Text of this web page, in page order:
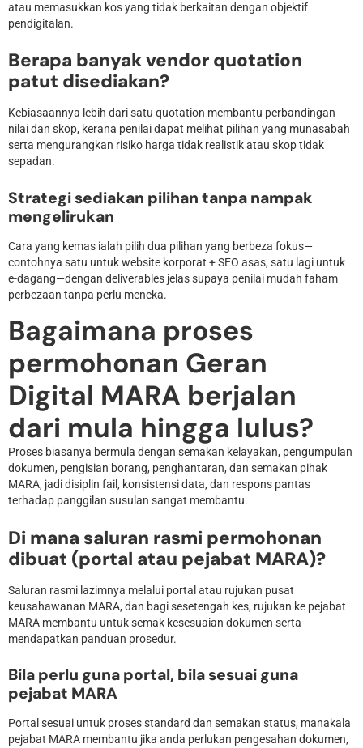
atau memasukkan kos yang tidak berkaitan dengan objektif
pendigitalan.
Berapa banyak vendor quotation
patut disediakan?
Kebiasaannya lebih dari satu quotation membantu perbandingan
nilai dan skop, kerana penilai dapat melihat pilihan yang munasabah
serta mengurangkan risiko harga tidak realistik atau skop tidak
sepadan.
Strategi sediakan pilihan tanpa nampak
mengelirukan
Cara yang kemas ialah pilih dua pilihan yang berbeza fokus—
contohnya satu untuk website korporat + SEO asas, satu lagi untuk
e-dagang—dengan deliverables jelas supaya penilai mudah faham
perbezaan tanpa perlu meneka.
Bagaimana proses
permohonan Geran
Digital MARA berjalan
dari mula hingga lulus?
Proses biasanya bermula dengan semakan kelayakan, pengumpulan
dokumen, pengisian borang, penghantaran, dan semakan pihak
MARA, jadi disiplin fail, konsistensi data, dan respons pantas
terhadap panggilan susulan sangat membantu.
Di mana saluran rasmi permohonan
dibuat (portal atau pejabat MARA)?
Saluran rasmi lazimnya melalui portal atau rujukan pusat
keusahawanan MARA, dan bagi sesetengah kes, rujukan ke pejabat
MARA membantu untuk semak kesesuaian dokumen serta
mendapatkan panduan prosedur.
Bila perlu guna portal, bila sesuai guna
pejabat MARA
Portal sesuai untuk proses standard dan semakan status, manakala
pejabat MARA membantu jika anda perlukan pengesahan dokumen,